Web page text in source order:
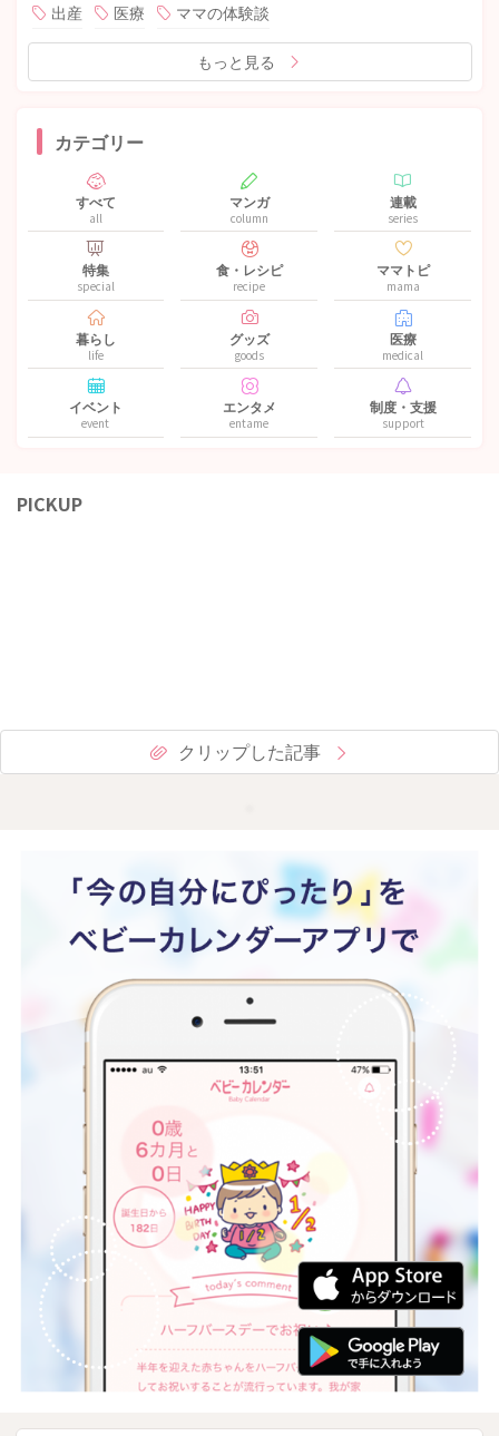
出産 医療 ママの体験談
もっと見る
カテゴリー
すべて
all
マンガ
column
連載
series
特集
special
食・レシピ
recipe
ママトピ
mama
暮らし
life
グッズ
goods
医療
medical
イベント
event
エンタメ
entame
制度・支援
support
PICKUP
クリップした記事